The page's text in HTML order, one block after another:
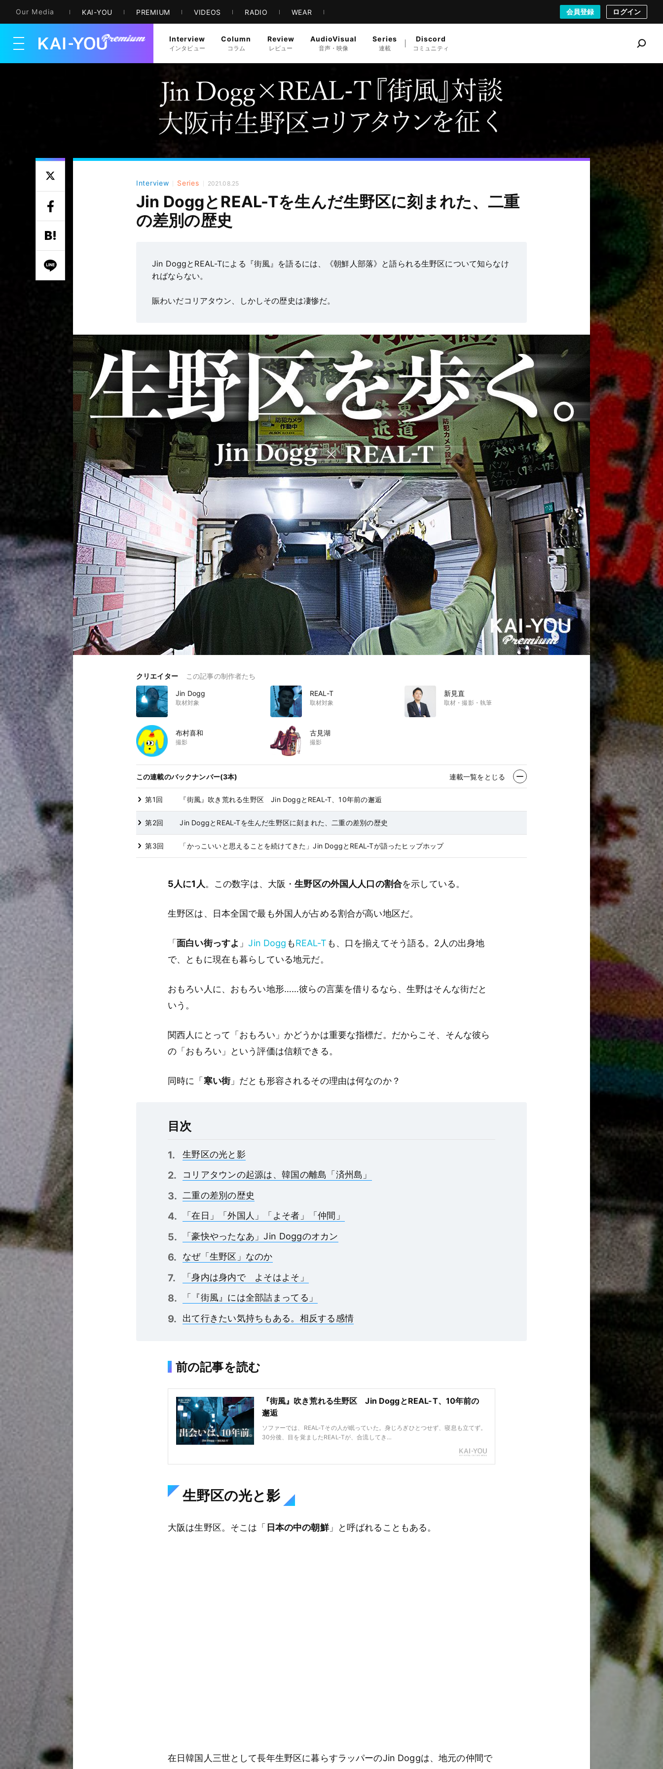
Our Media KAI-YOU PREMIUM VIDEOS RADIO WEAR 会員登録 ログイン
メニューを開く
Interview
インタビュー
Column
コラム
Review
レビュー
AudioVisual
音声・映像
Series
連載
Discord
コミュニティ
Interview Series 2021.08.25
Jin DoggとREAL-Tを生んだ生野区に刻まれた、二重
の差別の歴史
Jin DoggとREAL-Tによる『街風』を語るには、《朝鮮人部落》と語られる生野区について知らなけ
ればならない。
賑わいだコリアタウン、しかしその歴史は凄惨だ。
クリエイター この記事の制作者たち
Jin Dogg
取材対象
REAL-T
取材対象
新見直
取材・撮影・執筆
布村喜和
撮影
古見湖
撮影
この連載のバックナンバー(3本) 連載一覧をとじる
第1回 『街風』吹き荒れる生野区 Jin DoggとREAL-T、10年前の邂逅
第2回 Jin DoggとREAL-Tを生んだ生野区に刻まれた、二重の差別の歴史
第3回 「かっこいいと思えることを続けてきた」Jin DoggとREAL-Tが語ったヒップホップ
5人に1人。この数字は、大阪・生野区の外国人人口の割合を示している。
生野区は、日本全国で最も外国人が占める割合が高い地区だ。
「面白い街っすよ 」Jin Dogg もREAL-T も、口を揃えてそう語る。2人の出身地
で、ともに現在も暮らしている地元だ。
おもろい人に、おもろい地形……彼らの言葉を借りるなら、生野はそんな街だと
いう。
関西人にとって「おもろい」かどうかは重要な指標だ。だからこそ、そんな彼ら
の「おもろい」という評価は信頼できる。
同時に「 寒い街」だとも形容されるその理由は何なのか？
目次
生野区の光と影
コリアタウンの起源は、韓国の離島「済州島」
二重の差別の歴史
「在日」「外国人」「よそ者」「仲間」
「豪快やったなあ」Jin Doggのオカン
なぜ「生野区」なのか
「身内は身内で よそはよそ」
「『街風』には全部詰まってる」
出て行きたい気持ちもある。相反する感情
前の記事を読む
『街風』吹き荒れる生野区 Jin DoggとREAL-T、10年前の
邂逅
ソファーでは、REAL-Tその人が眠っていた。身じろぎひとつせず、寝息も立てず。
30分後、目を覚ましたREAL-Tが、合流してき…
生野区の光と影
大阪は生野区。そこは「 日本の中の朝鮮」と呼ばれることもある。
在日韓国人三世として長年生野区に暮らすラッパーのJin Doggは、地元の仲間で